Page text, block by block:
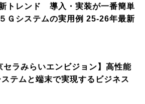
トレンド 導入・実装が一番簡単
Ｇシステムの実用例 25-26年最新
セラみらいエンビジョン】高性能
テムと端末で実現するビジネス